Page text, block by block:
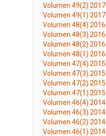
Volumen 49(2) 2017
Volumen 49(1) 2017
Volumen 48(4) 2016
Volumen 48(3) 2016
Volumen 48(2) 2016
Volumen 48(1) 2016
Volumen 47(4) 2015
Volumen 47(3) 2015
Volumen 47(2) 2015
Volumen 47(1) 2015
Volumen 46(4) 2014
Volumen 46(3) 2014
Volumen 46(2) 2014
Volumen 46(1) 2014